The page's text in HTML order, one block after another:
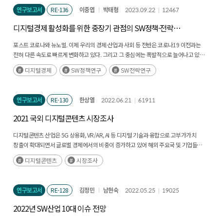
하나로 SBOM(Software Bill of Materials)에 주목하기 시작했다. (후략)
연구보고서 RE-136 이중엽 박태형 2023.09.22 12467
디지털경제 활성화를 위한 중장기 관점의 SW정책·전략
연구
포스트 코로나와 뉴노멀. 이제 우리의 경제·산업과 사회 등 전반은 코로나19 이전과는
전혀 다른 속도로 빠르게 변화하고 있다. 그리고 그 중심에는 폭발적으로 늘어나고 있는
디지털 전환에 대한 수요와 이를 기반으로 전개되는 본격적인 디지털 경제가 있다.
뉴노멀은 4차산업혁명에 대한 대비를 선택의 영역에서 생존을 위한 필수 요소로
디지털경제 SW정책연구 SW전략연구
연구보고서 RE-130 한상열 2022.06.21 61911
2021 국외 디지털콘텐츠 시장조사
디지털콘텐츠 산업은 5G 상용화, VR/AR, AI 등 디지털 기술과 융합으로 고부가가치
창출이 확대되면서 글로벌 경제에서의 비중이 증가하고 있어 해외 주요국 및 기업들은
관련 분야의 R&D 투자를 강화하고 있다. (후략)
디지털콘텐츠 시장조사
연구보고서 RE-128 김정민 남현숙 2022.05.25 19025
2022년 SW산업 10대 이슈 전망